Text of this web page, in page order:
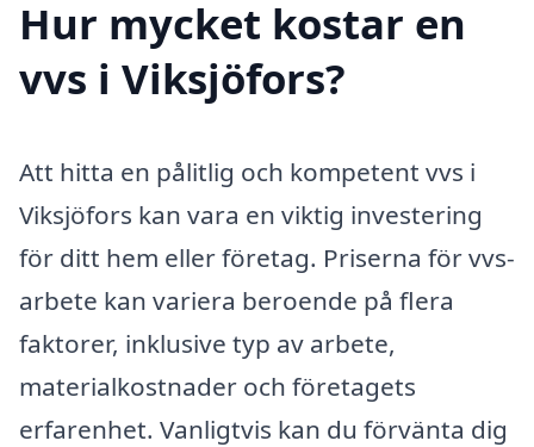
Hur mycket kostar en
vvs i Viksjöfors?
Att hitta en pålitlig och kompetent vvs i
Viksjöfors kan vara en viktig investering
för ditt hem eller företag. Priserna för vvs-
arbete kan variera beroende på flera
faktorer, inklusive typ av arbete,
materialkostnader och företagets
erfarenhet. Vanligtvis kan du förvänta dig